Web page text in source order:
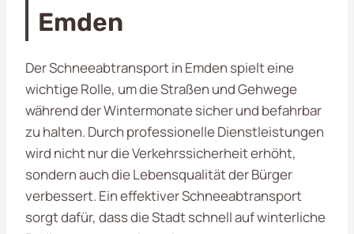
Emden
Der Schneeabtransport in Emden spielt eine
wichtige Rolle, um die Straßen und Gehwege
während der Wintermonate sicher und befahrbar
zu halten. Durch professionelle Dienstleistungen
wird nicht nur die Verkehrssicherheit erhöht,
sondern auch die Lebensqualität der Bürger
verbessert. Ein effektiver Schneeabtransport
sorgt dafür, dass die Stadt schnell auf winterliche